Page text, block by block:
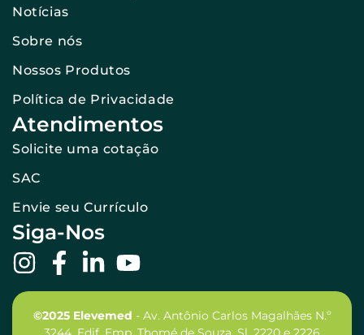
Notícias
Sobre nós
Nossos Produtos
Política de Privacidade
Atendimentos
Solicite uma cotação
SAC
Envie seu Currículo
Siga-Nos
©2025 Elevemed - Av. Antônio Carlos Magalhães N.º